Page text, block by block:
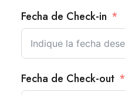
Fecha de Check-in
Fecha de Check-out